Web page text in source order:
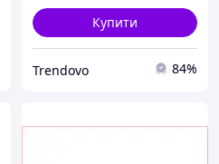
Купити
Trendovo 84%